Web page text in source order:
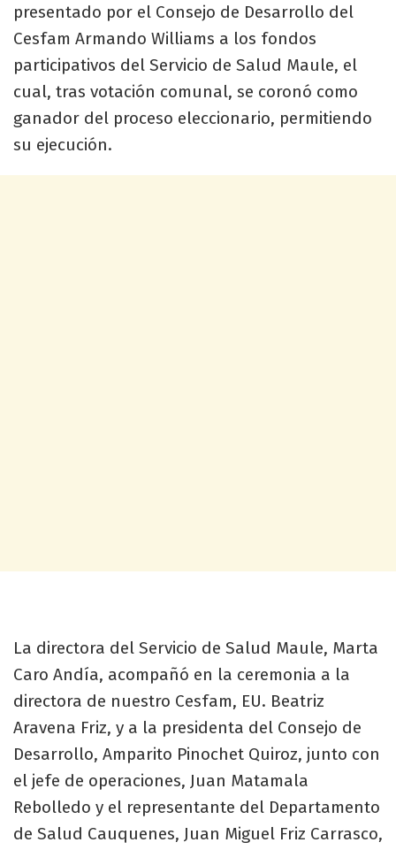
presentado por el Consejo de Desarrollo del
Cesfam Armando Williams a los fondos
participativos del Servicio de Salud Maule, el
cual, tras votación comunal, se coronó como
ganador del proceso eleccionario, permitiendo
su ejecución.
La directora del Servicio de Salud Maule, Marta
Caro Andía, acompañó en la ceremonia a la
directora de nuestro Cesfam, EU. Beatriz
Aravena Friz, y a la presidenta del Consejo de
Desarrollo, Amparito Pinochet Quiroz, junto con
el jefe de operaciones, Juan Matamala
Rebolledo y el representante del Departamento
de Salud Cauquenes, Juan Miguel Friz Carrasco,